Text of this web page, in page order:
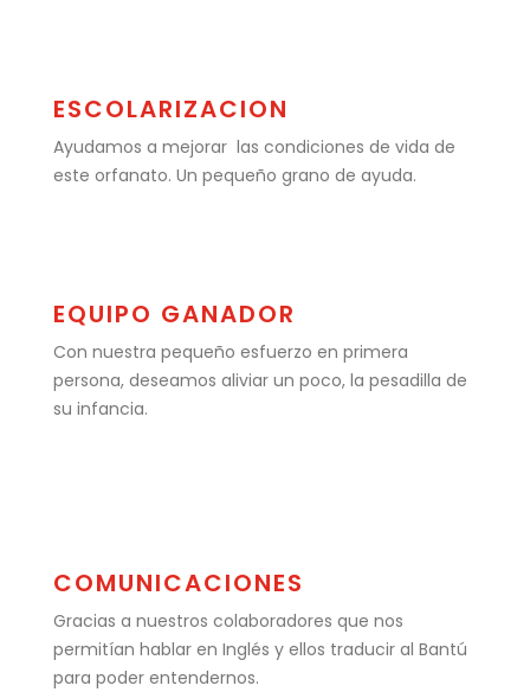
ESCOLARIZACION
Ayudamos a mejorar las condiciones de vida de
este orfanato. Un pequeño grano de ayuda.
EQUIPO GANADOR
Con nuestra pequeño esfuerzo en primera
persona, deseamos aliviar un poco, la pesadilla de
su infancia.
COMUNICACIONES
Gracias a nuestros colaboradores que nos
permitían hablar en Inglés y ellos traducir al Bantú
para poder entendernos.